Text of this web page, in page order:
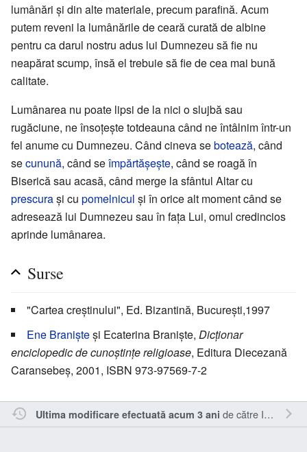
lumânări și din alte materiale, precum parafină. Acum
putem reveni la lumânările de ceară curată de albine
pentru ca darul nostru adus lui Dumnezeu să fie nu
neapărat scump, însă el trebuie să fie de cea mai bună
calitate.
Lumânarea nu poate lipsi de la nici o slujbă sau
rugăciune, ne însoțește totdeauna când ne întâlnim într-un
fel anume cu Dumnezeu. Când cineva sebotează, când
secunună, când seîmpărtășește, când se roagă în
Biserică sau acasă, când merge la sfântul Altar cu
prescurași cu pomelnicul și în orice alt moment când se
adresează lui Dumnezeu sau în fața Lui, omul credincios
aprinde lumânarea.
Surse
"Cartea creştinului", Ed. Bizantină, București,1997
Ene Branișteși Ecaterina Braniște, Dicționar
enciclopedic de cunoștințe religioase, Editura Diecezană
Caransebeș, 2001, ISBN 973-97569-7-2
Ultima modificare efectuată acum 3 ani de către Inistea .